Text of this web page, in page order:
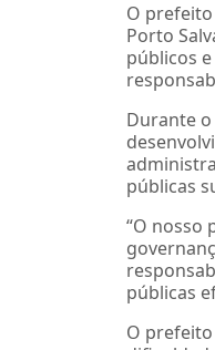
O prefeito
Porto
públicos
Durante
públicas
“O nosso
públicas
O